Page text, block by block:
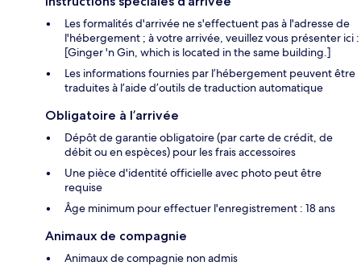
Les formalités d'arrivée ne s'effectuent pas à l'adresse de
l'hébergement ; à votre arrivée, veuillez vous présenter ici :
[Ginger 'n Gin, which is located in the same building.]
Les informations fournies par l’hébergement peuvent être
traduites à l’aide d’outils de traduction automatique
Obligatoire à l’arrivée
Dépôt de garantie obligatoire (par carte de crédit, de
débit ou en espèces) pour les frais accessoires
Une pièce d'identité officielle avec photo peut être
requise
Âge minimum pour effectuer l'enregistrement : 18 ans
Animaux de compagnie
Animaux de compagnie non admis